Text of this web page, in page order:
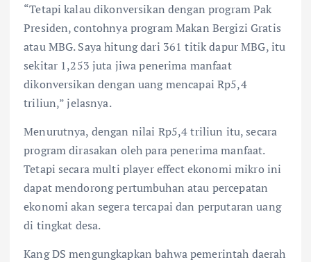
“Tetapi kalau dikonversikan dengan program Pak
Presiden, contohnya program Makan Bergizi Gratis
atau MBG. Saya hitung dari 361 titik dapur MBG, itu
sekitar 1,253 juta jiwa penerima manfaat
dikonversikan dengan uang mencapai Rp5,4
triliun,” jelasnya.
Menurutnya, dengan nilai Rp5,4 triliun itu, secara
program dirasakan oleh para penerima manfaat.
Tetapi secara multi player effect ekonomi mikro ini
dapat mendorong pertumbuhan atau percepatan
ekonomi akan segera tercapai dan perputaran uang
di tingkat desa.
Kang DS mengungkapkan bahwa pemerintah daerah